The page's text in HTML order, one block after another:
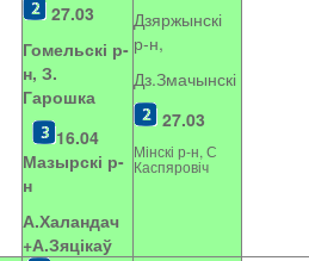
27.03
Гомельскі р-
н, З.
Гарошка
16.04
Мазырскі р-
н
А.Халандач
+А.Зяцікаў
Дзяржынскі
р-н,
Дз.Змачынскі
27.03
Мінскі р-н, С
Каспяровіч